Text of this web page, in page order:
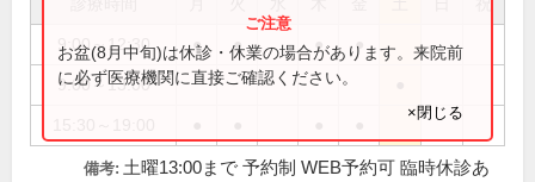
9:00～12:30 ● ● ● ●
9:00～13:00
お盆(8月中旬)は休診・休業の場合があります。来院前
に必ず医療機関に直接ご確認ください。
×閉じる
備考: 土曜13:00まで 予約制 WEB予約可 臨時休診あ